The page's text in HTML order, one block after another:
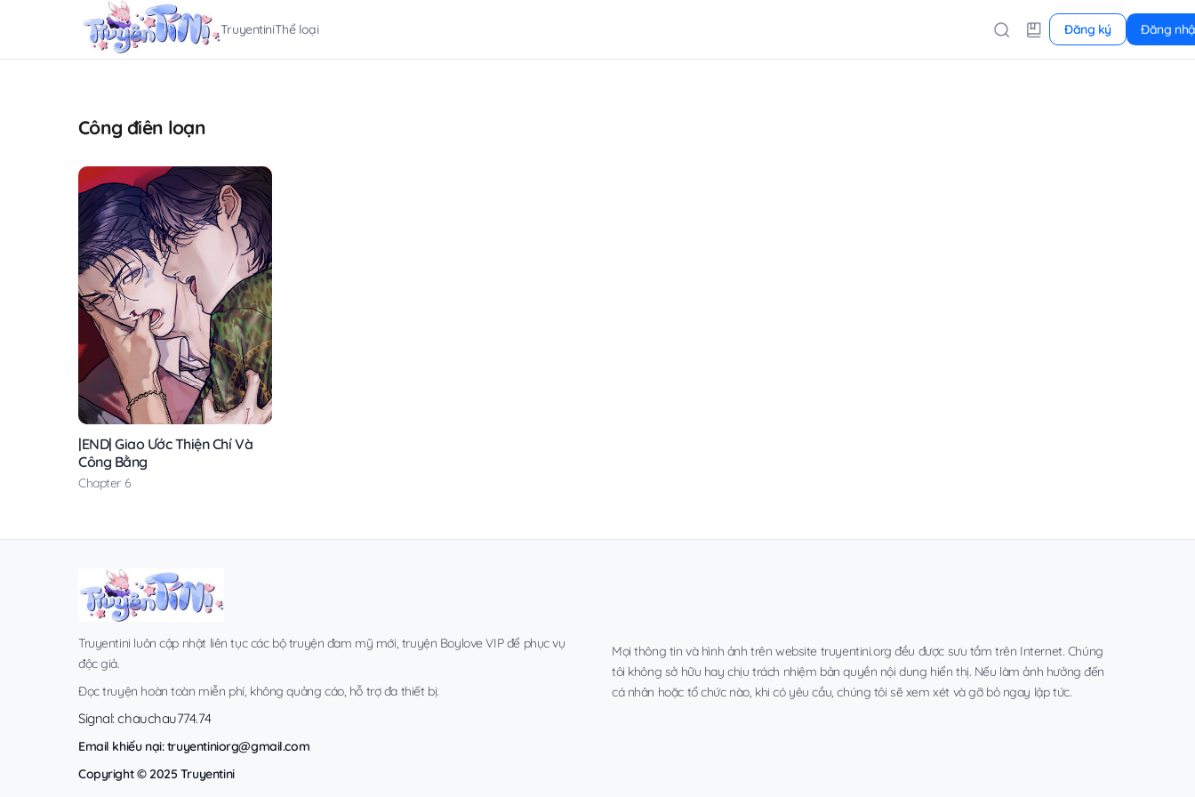
TruyentiniThể loại Đăng ký Đăng
Công điên loạn
|END| Giao Ước Thiện Chí Và
Công Bằng
Chapter 6
Truyentini luôn cập nhật liên tục các bộ truyện đam mỹ mới, truyện Boylove VIP để phục vụ
độc giả.
Đọc truyện hoàn toàn miễn phí, không quảng cáo, hỗ trợ đa thiết bị.
Signal: chauchau774.74
Email khiếu nại:truyentiniorg@gmail.com
Copyright © 2025 Truyentini
Mọi thông tin và hình ảnh trên website truyentini.org đều được sưu tầm trên Internet. Chúng
tôi không sở hữu hay chịu trách nhiệm bản quyền nội dung hiển thị. Nếu làm ảnh hưởng đến
cá nhân hoặc tổ chức nào, khi có yêu cầu, chúng tôi sẽ xem xét và gỡ bỏ ngay lập tức.